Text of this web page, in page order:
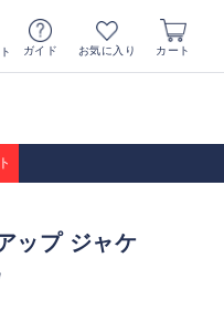
ガイド お気に入り カート
ップ ジャケ